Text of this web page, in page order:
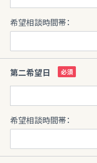
希望相談時間帯：
第二希望日
希望相談時間帯：